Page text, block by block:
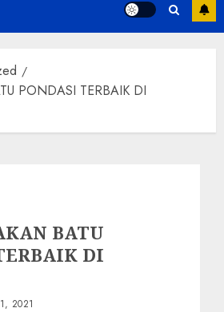
PONDASI TERBAIK DI
BATU
DI
2021